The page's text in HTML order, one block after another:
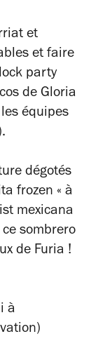
et
et faire
party
de Gloria
équipes
dégotés
frozen « à
mexicana
sombrero
de Furia !
à